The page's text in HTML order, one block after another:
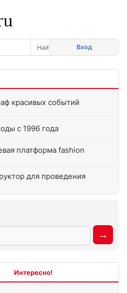
Вход
красивых событий
с 1996 года
платформа fashion
для проведения